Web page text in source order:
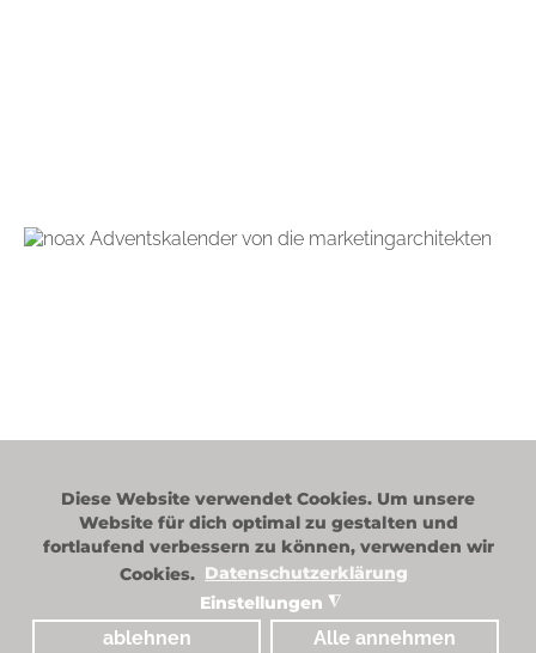
Diese Website verwendet Cookies. Um unsere
Website für dich optimal zu gestalten und
fortlaufend verbessern zu können, verwenden wir
Cookies. Datenschutzerklärung
Einstellungen ◮
ablehnen Alle annehmen